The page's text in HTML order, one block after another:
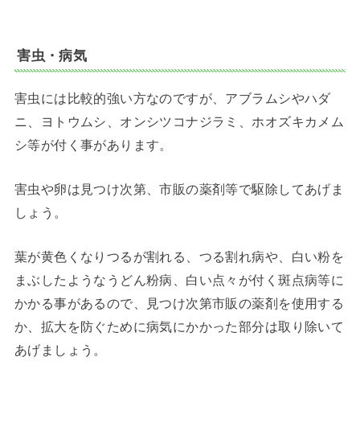
害虫・病気
害虫には比較的強い方なのですが、アブラムシやハダ
ニ、ヨトウムシ、オンシツコナジラミ、ホオズキカメム
シ等が付く事があります。
害虫や卵は見つけ次第、市販の薬剤等で駆除してあげま
しょう。
葉が黄色くなりつるが割れる、つる割れ病や、白い粉を
まぶしたようなうどん粉病、白い点々が付く斑点病等に
かかる事があるので、見つけ次第市販の薬剤を使用する
か、拡大を防ぐために病気にかかった部分は取り除いて
あげましょう。